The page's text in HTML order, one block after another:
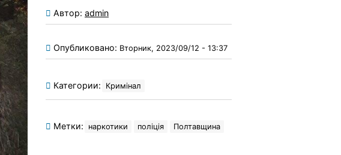
Автор: admin
Опубликовано: Вторник, 2023/09/12 - 13:37
Категории: Кримінал
Метки: наркотики поліція Полтавщина